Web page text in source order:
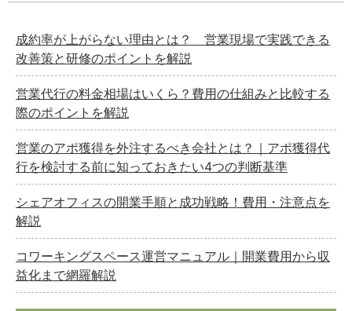
成約率が上がらない理由とは？ 営業現場で実践できる
改善策と研修のポイントを解説
営業代行の料金相場はいくら？費用の仕組みと比較する
際のポイントを解説
営業のアポ獲得を外注するべき会社とは？｜アポ獲得代
行を検討する前に知っておきたい4つの判断基準
シェアオフィスの開業手順と成功戦略！費用・注意点を
解説
コワーキングスペース運営マニュアル｜開業費用から収
益化まで網羅解説